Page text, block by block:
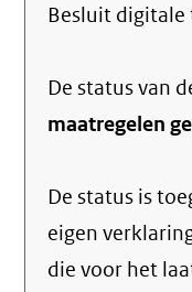
Besluit
De status van
maatregelen
De status is
eigen
die voor het